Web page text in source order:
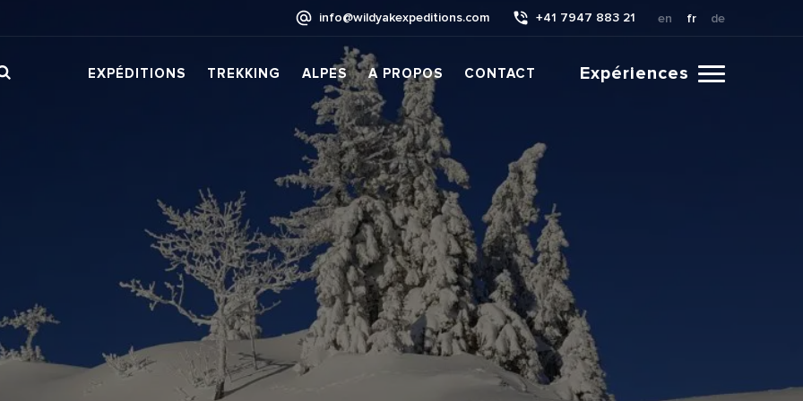
en fr de
info@wildyakexpeditions.com +41 7947 883 21
EXPÉDITIONS TREKKING ALPES A PROPOS CONTACT
CLICK
Expériences